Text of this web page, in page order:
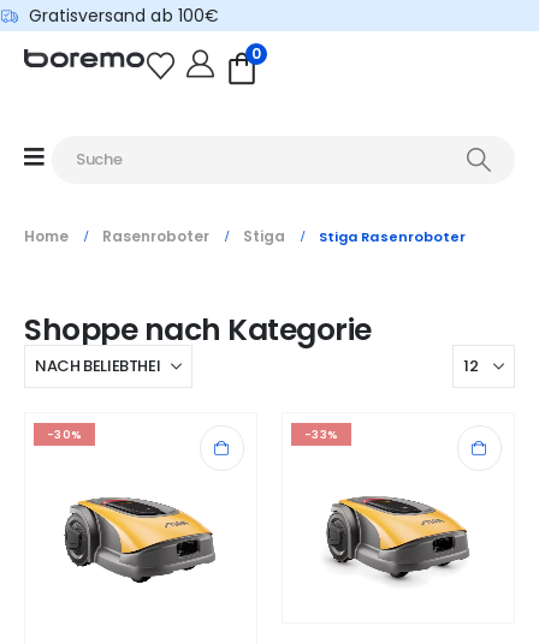
Gratisversand ab 100€
0
Home Rasenroboter Stiga Stiga Rasenroboter
Shoppe nach Kategorie
-30% -33%